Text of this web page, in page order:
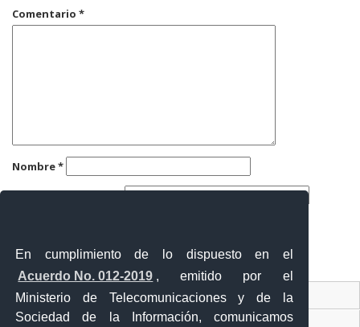
En cumplimiento de lo dispuesto en el
Acuerdo No. 012-2019 , emitido por el
Ministerio de Telecomunicaciones y de la
Sociedad de la Información, comunicamos
Comentario *
Nombre*
Contacto Ciudadano
Ventanilla Única de Comercio Exterior